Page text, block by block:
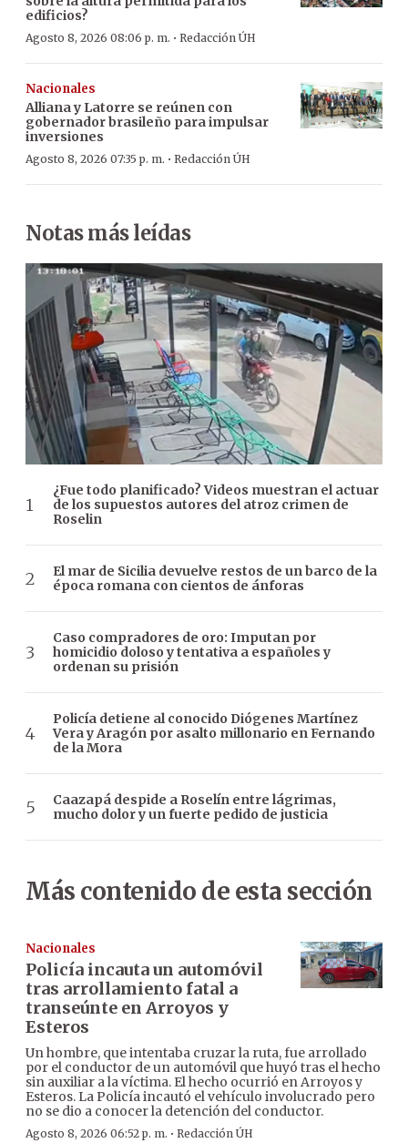
edificios?
Agosto 8, 2026 08:06 p. m. · Redacción ÚH
Nacionales
Alliana y Latorre se reúnen con
gobernador brasileño para impulsar
inversiones
Agosto 8, 2026 07:35 p. m. · Redacción ÚH
Notas más leídas
¿Fue todo planificado? Videos muestran el actuar
de los supuestos autores del atroz crimen de
Roselin
El mar de Sicilia devuelve restos de un barco de la
época romana con cientos de ánforas
Caso compradores de oro: Imputan por
homicidio doloso y tentativa a españoles y
ordenan su prisión
Policía detiene al conocido Diógenes Martínez
Vera y Aragón por asalto millonario en Fernando
de la Mora
Caazapá despide a Roselín entre lágrimas,
mucho dolor y un fuerte pedido de justicia
Más contenido de esta sección
Nacionales
Policía incauta un automóvil
tras arrollamiento fatal a
transeúnte en Arroyos y
Esteros
Un hombre, que intentaba cruzar la ruta, fue arrollado
por el conductor de un automóvil que huyó tras el hecho
sin auxiliar a la víctima. El hecho ocurrió en Arroyos y
Esteros. La Policía incautó el vehículo involucrado pero
no se dio a conocer la detención del conductor.
Agosto 8, 2026 06:52 p. m. · Redacción ÚH